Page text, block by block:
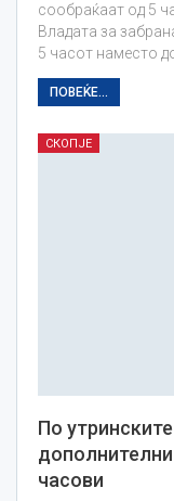
сообраќаат од 5
Владата за
5 часот наместо
ПОВЕЌЕ...
СКОПЈЕ
По
часови